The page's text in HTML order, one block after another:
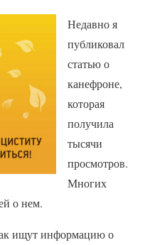
Недавно я
публиковал
статью о
канефроне,
которая
получила
тысячи
просмотров.
Многих
о нем.
ищут информацию о